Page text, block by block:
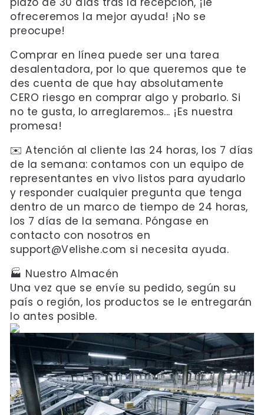
ofreceremos la mejor ayuda! ¡No se
preocupe!
Comprar en línea puede ser una tarea
desalentadora, por lo que queremos que te
des cuenta de que hay absolutamente
CERO riesgo en comprar algo y probarlo. Si
no te gusta, lo arreglaremos... ¡Es nuestra
promesa!
✉️ Atención al cliente las 24 horas, los 7 días
de la semana: contamos con un equipo de
representantes en vivo listos para ayudarlo
y responder cualquier pregunta que tenga
dentro de un marco de tiempo de 24 horas,
los 7 días de la semana. Póngase en
contacto con nosotros en
support@Velishe.com si necesita ayuda.
🏭 Nuestro Almacén
Una vez que se envíe su pedido, según su
país o región, los productos se le entregarán
lo antes posible.